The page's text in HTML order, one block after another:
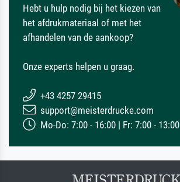
Hebt u hulp nodig bij het kiezen van
het afdrukmateriaal of met het
afhandelen van de aankoop?
Onze experts helpen u graag.
+43 4257 29415
support@meisterdrucke.com
Mo-Do: 7:00 - 16:00 | Fr: 7:00 - 13:00